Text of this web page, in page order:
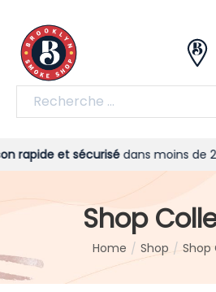
et sécurisédans moins de 24h
Shop
Home / Shop / Shop